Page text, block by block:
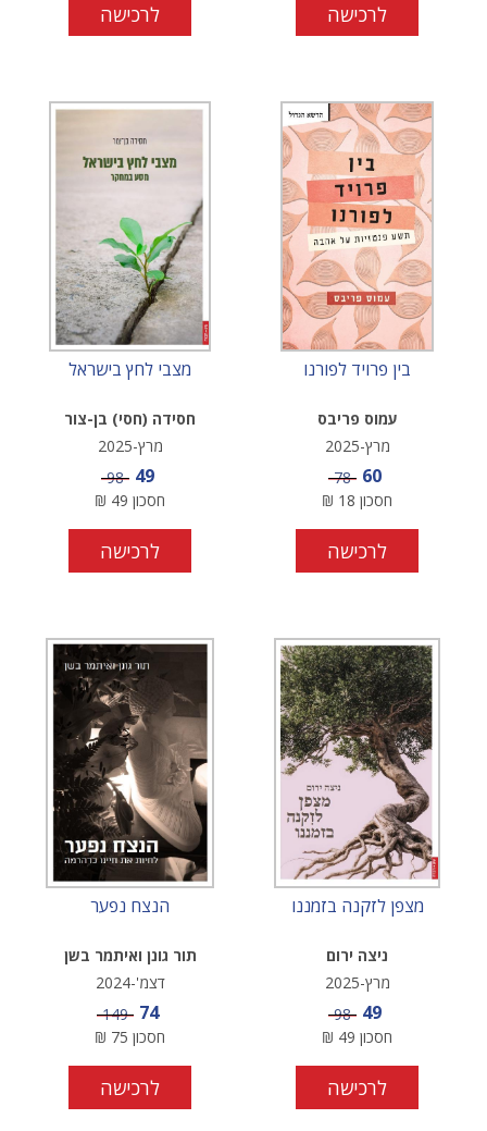
לרכישה לרכישה
בין פרויד לפורנו
עמוס פריבס
מרץ-2025
מחיר מבצע
60 מחיר
78
חסכון 18
₪
לרכישה
מצבי לחץ בישראל
חסידה (חסי) בן-צור
מרץ-2025
מחיר מבצע
49 מחיר
98
חסכון 49
₪
לרכישה
מצפן לזקנה בזמננו
ניצה ירום
מרץ-2025
מחיר מבצע
49 מחיר
98
חסכון 49
₪
לרכישה
הנצח נפער
תור גונן ואיתמר בשן
דצמ'-2024
מחיר מבצע
74 מחיר
149
חסכון 75
₪
לרכישה